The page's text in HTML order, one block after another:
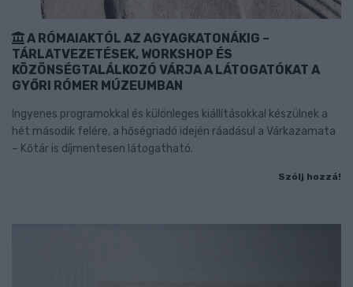
A RÓMAIAKTÓL AZ AGYAGKATONÁKIG –
TÁRLATVEZETÉSEK, WORKSHOP ÉS
KÖZÖNSÉGTALÁLKOZÓ VÁRJA A LÁTOGATÓKAT A
GYŐRI RÓMER MÚZEUMBAN
Ingyenes programokkal és különleges kiállításokkal készülnek a
hét második felére, a hőségriadó idején ráadásul a Várkazamata
– Kőtár is díjmentesen látogatható.
Szólj hozzá!